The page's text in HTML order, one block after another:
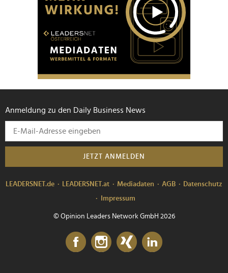
Anmeldung zu den Daily Business News
JETZT ANMELDEN
LEADERSNET.de LEADERSNET.at Mediadaten AGB
Datenschutz
Impressum
© Opinion Leaders Network GmbH 2026